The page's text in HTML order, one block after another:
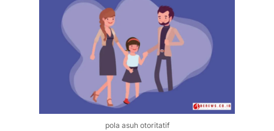
pola asuh otoritatif